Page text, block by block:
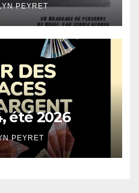
PEYRET
été 2026
PEYRET